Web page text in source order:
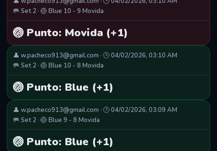
🥅 Set 2 · 🏐 Blue 10 - 9 Movida
🏐 Punto: Movida (+1)
👤 w.pacheco913@gmail.com · 🕒 04/02/2026, 03:10 AM
🥅 Set 2 · 🏐 Blue 10 - 8 Movida
🏐 Punto: Blue (+1)
👤 w.pacheco913@gmail.com · 🕒 04/02/2026, 03:09 AM
🥅 Set 2 · 🏐 Blue 9 - 8 Movida
🏐 Punto: Blue (+1)